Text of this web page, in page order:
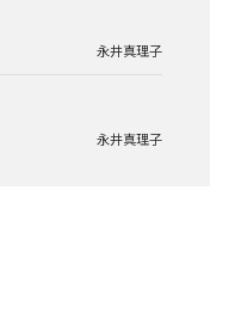
永井真理子
永井真理子